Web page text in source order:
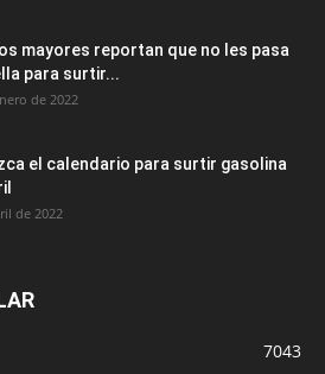
mayores reportan que no les pasa
para surtir...
de 2022
el calendario para surtir gasolina
de 2022
7043